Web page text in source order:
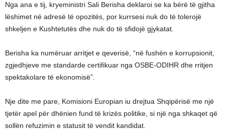
Nga ana e tij, kryeministri Sali Berisha deklaroi se ka bërë të gjitha
lëshimet në adresë të opozitës, por kurrsesi nuk do të tolerojë
shkeljen e Kushtetutës dhe nuk do të sfidojë gjykatat.
Berisha ka numëruar arritjet e qeverisë, “në fushën e korrupsionit,
zgjedhjeve me standarde certifikuar nga OSBE-ODIHR dhe rritjen
spektakolare të ekonomisë”.
Nje dite me pare, Komisioni Europian iu drejtua Shqipërisë me një
tjetër apel për dhënien fund të krizës politike, si një nga shkaqet që
sollën refuzimin e statusit të vendit kandidat.